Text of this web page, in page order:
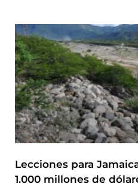
Lecciones para
1.000 millones de